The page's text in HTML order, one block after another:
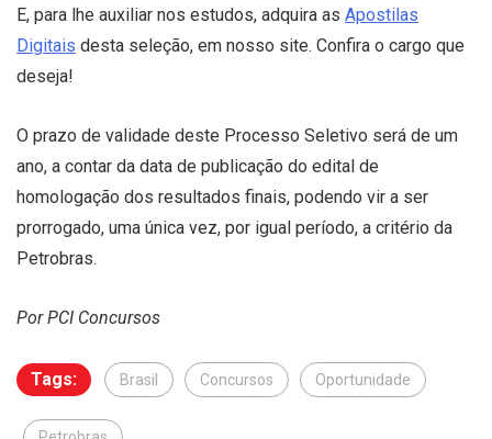
E, para lhe auxiliar nos estudos, adquira as Apostilas
Digitais desta seleção, em nosso site. Confira o cargo que
deseja!
O prazo de validade deste Processo Seletivo será de um
ano, a contar da data de publicação do edital de
homologação dos resultados finais, podendo vir a ser
prorrogado, uma única vez, por igual período, a critério da
Petrobras.
Por PCI Concursos
Tags: Brasil Concursos Oportunidade